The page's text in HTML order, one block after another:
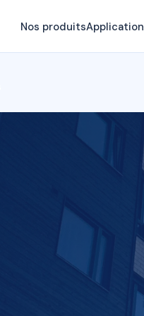
Nos produitsApplication